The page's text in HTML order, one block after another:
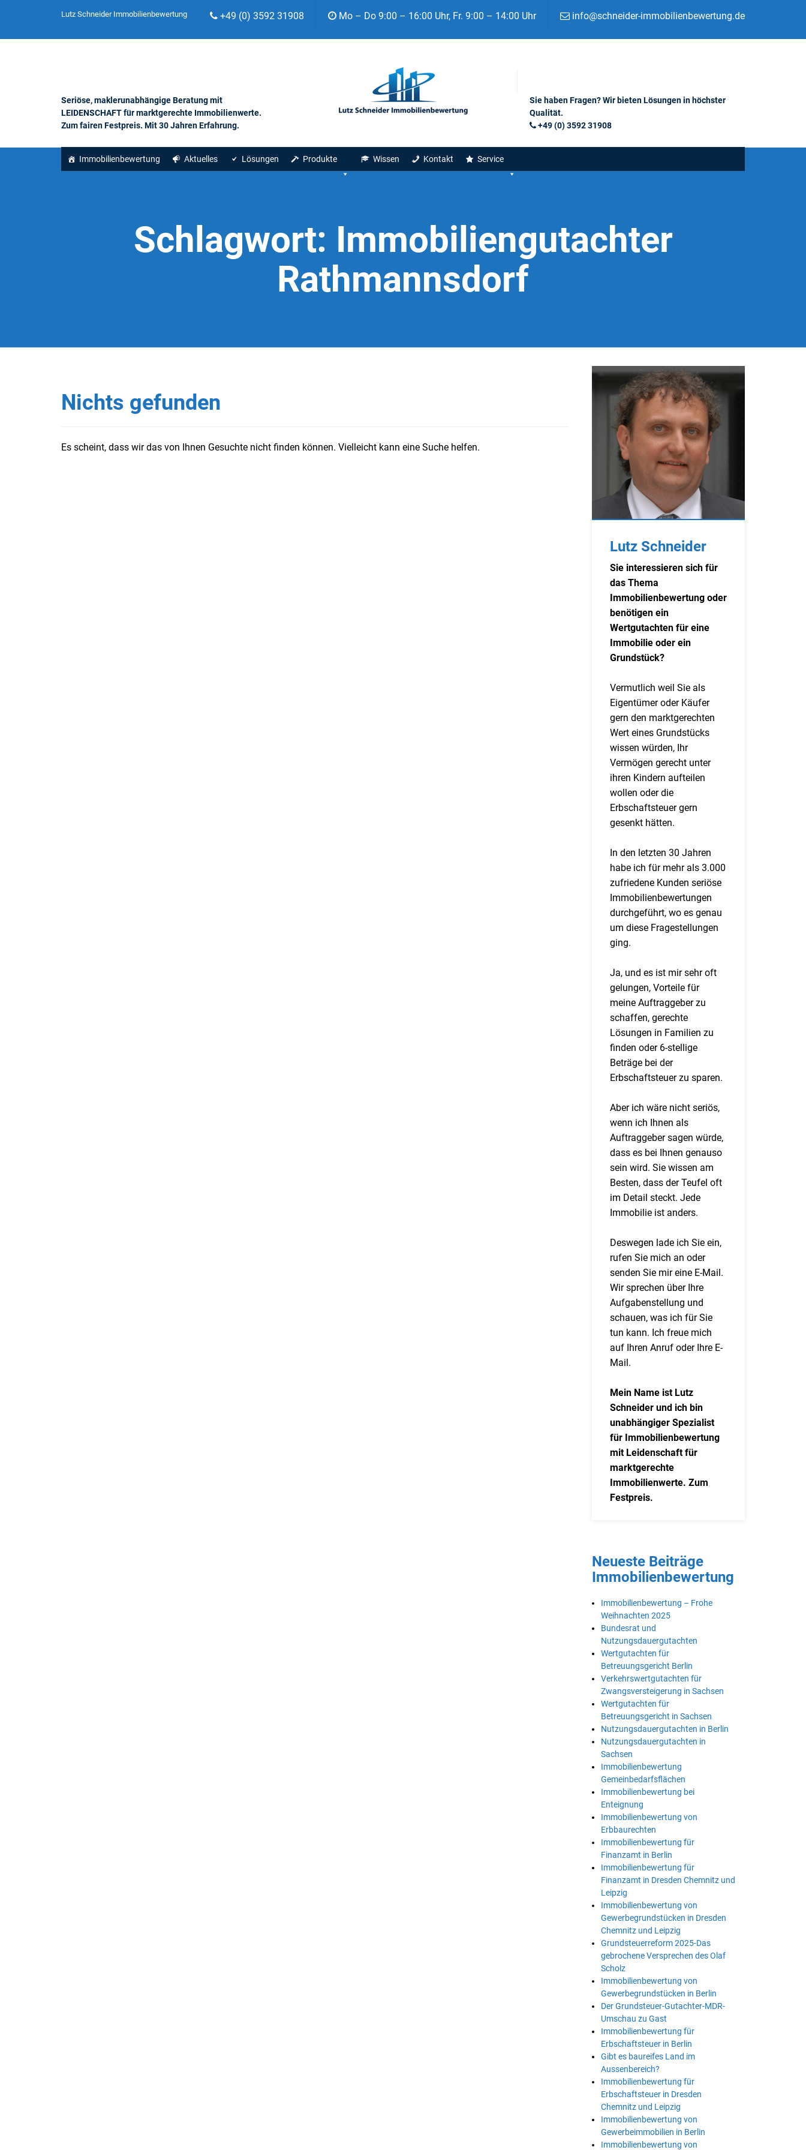
Lutz Schneider Immobilienbewertung +49 (0) 3592 31908 Mo – Do 9:00 – 16:00 Uhr, Fr. 9:00 – 14:00 Uhr info@schneider-immobilienbewertung.de
Seriöse, maklerunabhängige Beratung mit
LEIDENSCHAFT für marktgerechte Immobilienwerte.
Zum fairen Festpreis. Mit 30 Jahren Erfahrung.
Sie haben Fragen? Wir bieten Lösungen in höchster
Qualität.
+49 (0) 3592 31908
Immobilienbewertung Aktuelles Lösungen Produkte Wissen Kontakt Service
Schlagwort: Immobiliengutachter
Rathmannsdorf
Nichts gefunden
Es scheint, dass wir das von Ihnen Gesuchte nicht finden können. Vielleicht kann eine Suche helfen.
Lutz Schneider
Sie interessieren sich für
das Thema
Immobilienbewertung oder
benötigen ein
Wertgutachten für eine
Immobilie oder ein
Grundstück?
Vermutlich weil Sie als
Eigentümer oder Käufer
gern den marktgerechten
Wert eines Grundstücks
wissen würden, Ihr
Vermögen gerecht unter
ihren Kindern aufteilen
wollen oder die
Erbschaftsteuer gern
gesenkt hätten.
In den letzten 30 Jahren
habe ich für mehr als 3.000
zufriedene Kunden seriöse
Immobilienbewertungen
durchgeführt, wo es genau
um diese Fragestellungen
ging.
Ja, und es ist mir sehr oft
gelungen, Vorteile für
meine Auftraggeber zu
schaffen, gerechte
Lösungen in Familien zu
finden oder 6-stellige
Beträge bei der
Erbschaftsteuer zu sparen.
Aber ich wäre nicht seriös,
wenn ich Ihnen als
Auftraggeber sagen würde,
dass es bei Ihnen genauso
sein wird. Sie wissen am
Besten, dass der Teufel oft
im Detail steckt. Jede
Immobilie ist anders.
Deswegen lade ich Sie ein,
rufen Sie mich an oder
senden Sie mir eine E-Mail.
Wir sprechen über Ihre
Aufgabenstellung und
schauen, was ich für Sie
tun kann. Ich freue mich
auf Ihren Anruf oder Ihre E-
Mail.
Mein Name ist Lutz
Schneider und ich bin
unabhängiger Spezialist
für Immobilienbewertung
mit Leidenschaft für
marktgerechte
Immobilienwerte. Zum
Festpreis.
Neueste Beiträge
Immobilienbewertung
Immobilienbewertung – Frohe
Weihnachten 2025
Bundesrat und
Nutzungsdauergutachten
Wertgutachten für
Betreuungsgericht Berlin
Verkehrswertgutachten für
Zwangsversteigerung in Sachsen
Wertgutachten für
Betreuungsgericht in Sachsen
Nutzungsdauergutachten in Berlin
Nutzungsdauergutachten in
Sachsen
Immobilienbewertung
Gemeinbedarfsflächen
Immobilienbewertung bei
Enteignung
Immobilienbewertung von
Erbbaurechten
Immobilienbewertung für
Finanzamt in Berlin
Immobilienbewertung für
Finanzamt in Dresden Chemnitz und
Leipzig
Immobilienbewertung von
Gewerbegrundstücken in Dresden
Chemnitz und Leipzig
Grundsteuerreform 2025-Das
gebrochene Versprechen des Olaf
Scholz
Immobilienbewertung von
Gewerbegrundstücken in Berlin
Der Grundsteuer-Gutachter-MDR-
Umschau zu Gast
Immobilienbewertung für
Erbschaftsteuer in Berlin
Gibt es baureifes Land im
Aussenbereich?
Immobilienbewertung für
Erbschaftsteuer in Dresden
Chemnitz und Leipzig
Immobilienbewertung von
Gewerbeimmobilien in Berlin
Immobilienbewertung von